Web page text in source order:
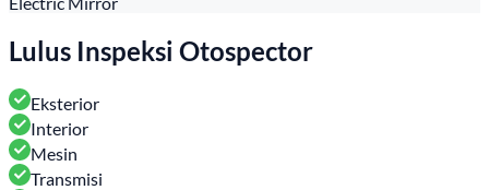
Lulus Inspeksi Otospector
Eksterior
Interior
Mesin
Transmisi